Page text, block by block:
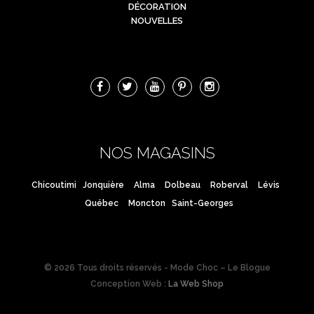
DÉCORATION
NOUVELLES
NOS MAGASINS
Chicoutimi Jonquière Alma Dolbeau Roberval
Lévis
Québec
Moncton Saint-Georges
© 2026 Tous droits réservés - Mode Choc – Le Blogue
Conception Web : La Web Shop